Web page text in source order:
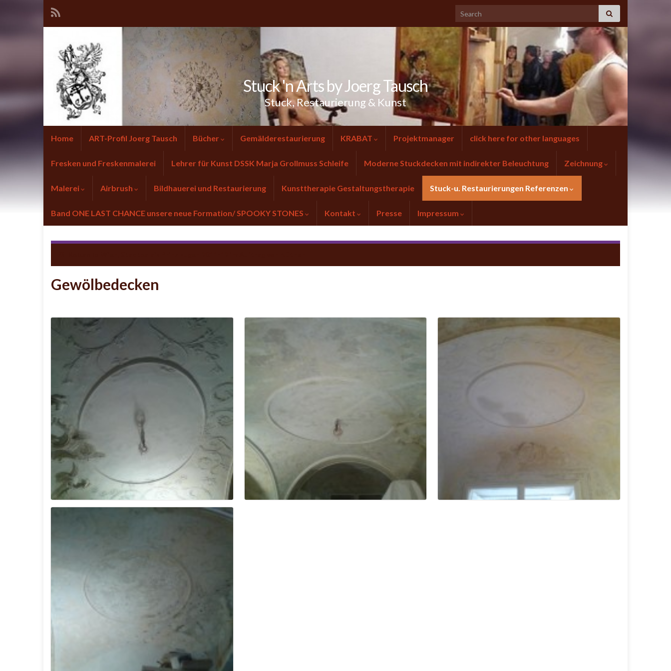
Stuck 'n Arts by Joerg Tausch
Stuck, Restaurierung & Kunst
Home ART-Profil Joerg Tausch Bücher Gemälderestaurierung KRABAT Projektmanager click here for other languages
Fresken und Freskenmalerei Lehrer für Kunst DSSK Marja Grollmuss Schleife Moderne Stuckdecken mit indirekter Beleuchtung Zeichnung
Malerei Airbrush Bildhauerei und Restaurierung Kunsttherapie Gestaltungstherapie Stuck-u. Restaurierungen Referenzen
Band ONE LAST CHANCE unsere neue Formation/ SPOOKY STONES Kontakt Presse Impressum
Gewölbedecken